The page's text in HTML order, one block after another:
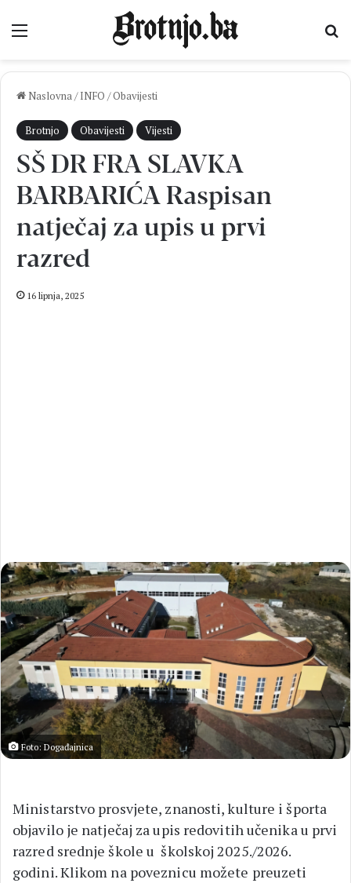
Izbornik
Naslovna/ INFO /Obavijesti
Brotnjo Obavijesti Vijesti
SŠ DR FRA SLAVKA
BARBARIĆA Raspisan
natječaj za upis u prvi
razred
16 lipnja, 2025
Foto: Događajnica
Ministarstvo prosvjete, znanosti, kulture i športa
objavilo je natječaj za upis redovitih učenika u prvi
razred srednje škole u školskoj 2025./2026.
godini. Klikom na poveznicu možete preuzeti